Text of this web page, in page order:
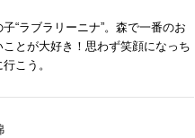
“ラブラリーニナ”。森で一番のお
とが大好き！思わず笑顔になっち
こう。